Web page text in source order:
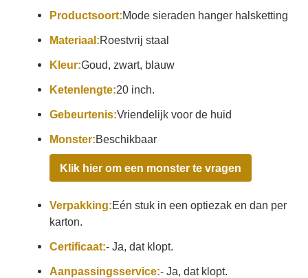
Productsoort:Mode sieraden hanger halsketting
Materiaal:Roestvrij staal
Kleur:Goud, zwart, blauw
Ketenlengte:20 inch.
Gebeurtenis:Vriendelijk voor de huid
Monster:Beschikbaar
Klik hier om een monster te vragen
Verpakking:Eén stuk in een optiezak en dan per
karton.
Certificaat:- Ja, dat klopt.
Aanpassingsservice:- Ja, dat klopt.